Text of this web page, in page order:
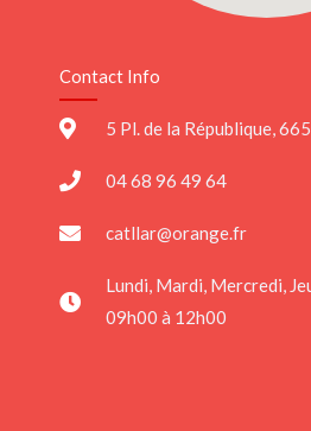
Contact Info
5 Pl. de la République,
04 68 96 49 64
catllar@orange.fr
Lundi, Mardi, Mercredi,
09h00 à 12h00